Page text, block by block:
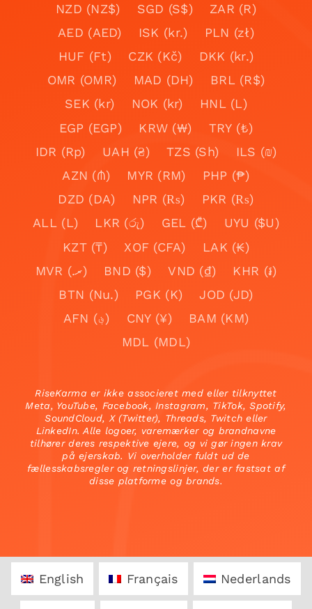
NZD (NZ$)
SGD (S$)
ZAR (R)
AED (AED)
ISK (kr.)
PLN (zł)
HUF (Ft)
CZK (Kč)
DKK (kr.)
OMR (OMR)
MAD (DH)
BRL (R$)
SEK (kr)
NOK (kr)
HNL (L)
EGP (EGP)
KRW (₩)
TRY (₺)
IDR (Rp)
UAH (₴) TZS (Sh)
ILS (₪)
AZN (₼)
MYR (RM)
PHP (₱)
DZD (DA)
NPR (₨)
PKR (₨)
ALL (L)
LKR (රු) GEL (₾)
UYU ($U)
KZT (₸)
XOF (CFA)
LAK (₭)
MVR (.ރ)
BND ($) VND (₫)
KHR (៛)
BTN (Nu.)
PGK (K)
JOD (JD)
AFN (؋)
CNY (¥)
BAM (KM)
MDL (MDL)
RiseKarma er ikke associeret med eller tilknyttet
Meta, YouTube, Facebook, Instagram, TikTok, Spotify,
SoundCloud, X (Twitter), Threads, Twitch eller
LinkedIn. Alle logoer, varemærker og brandnavne
tilhører deres respektive ejere, og vi gør ingen krav
på ejerskab. Vi overholder fuldt ud de
fællesskabsregler og retningslinjer, der er fastsat af
disse platforme og brands.
English Français Nederlands